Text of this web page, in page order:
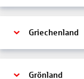
Griechenland
Grönland